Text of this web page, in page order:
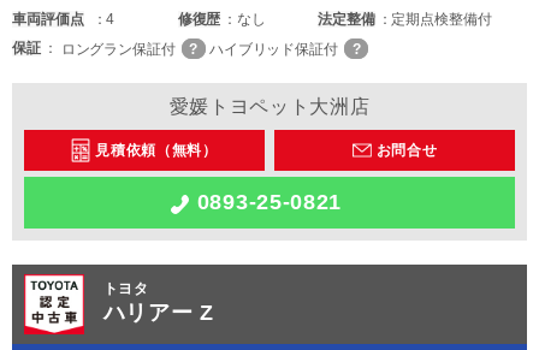
車両評価点 4 修復歴 なし 法定整備
定期点検整備付
保証
ロングラン保証付 ハイブリッド保証付
愛媛トヨペット大洲店
見積依頼（無料） お問合せ
0893-25-0821
トヨタ
ハリアー Z